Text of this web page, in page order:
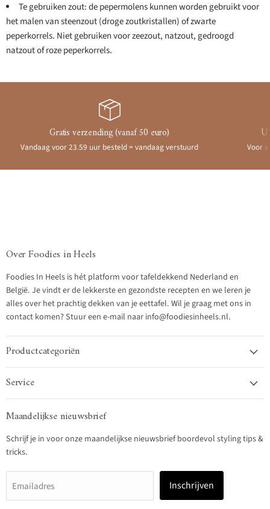
Te gebruiken zout: de pepermolens kunnen worden gebruikt voor
het malen van steenzout (droge zoutkristallen) of zwarte
peperkorrels. Niet gebruiken voor zeezout, natzout, gedroogd
natzout of roze peperkorrels.
Gratis verzending (vanaf 50 euro)
Vandaag voor 23.59 uur besteld = vandaag verstuurd Voor
Over Foodies in Heels
Foodies In Heels is hét platform voor tafeldekkend Nederland en
België. Je vindt er de lekkerste en gezondste recepten en we leren je
alles over het prachtig dekken van je eettafel. Wil je graag met ons in
contact komen? Stuur een e-mail naar info@foodiesinheels.nl.
Productcategoriën
Service
Maandelijkse nieuwsbrief
Schrijf je in voor onze maandelijkse nieuwsbrief boordevol styling tips &
tricks.
Emailadres Inschrijven